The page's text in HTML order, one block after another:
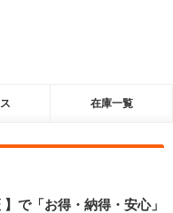
在庫一覧
で「お得・納得・安心」